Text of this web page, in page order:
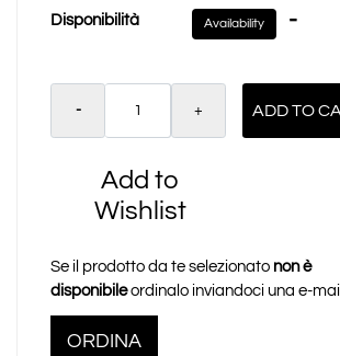
Disponibilità Availability -
ADD TO
Add to
Wishlist
Se il prodotto da te selezionato non è
disponibileordinalo inviandoci una e-
ORDINA